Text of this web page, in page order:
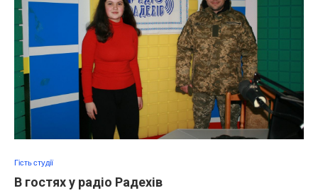
Гість студії
В гостях у радіо Радехів